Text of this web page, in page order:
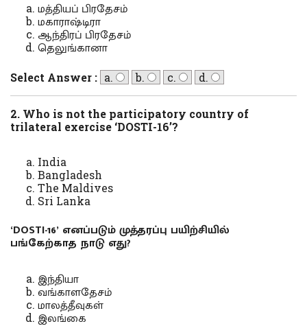
மத்தியப் பிரதேசம்
மகாராஷ்டிரா
ஆந்திரப் பிரதேசம்
தெலுங்கானா
Select Answer : a. b. c. d.
2. Who is not the participatory country of
trilateral exercise ‘DOSTI-16’?
India
Bangladesh
The Maldives
Sri Lanka
‘DOSTI-16’ எனப்படும் முத்தரப்பு பயிற்சியில்
பங்கேற்காத நாடு எது?
இந்தியா
வங்காளதேசம்
மாலத்தீவுகள்
இலங்கை